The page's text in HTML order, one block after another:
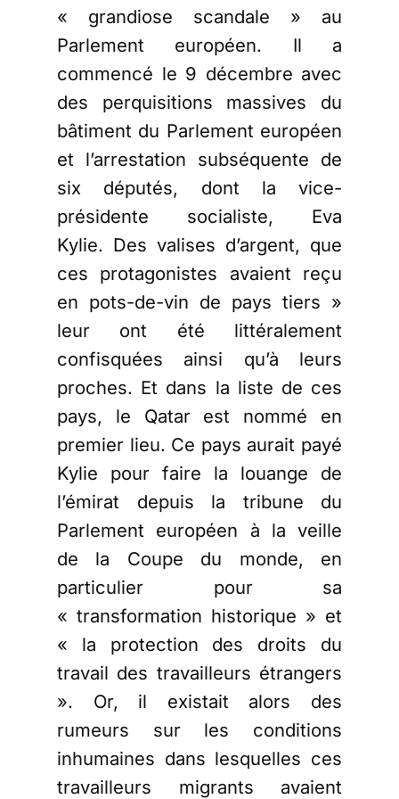
« grandiose scandale » au
Parlement européen. Il a
commencé le 9 décembre avec
des perquisitions massives du
bâtiment du Parlement européen
et l’arrestation subséquente de
six députés, dont la vice-
présidente socialiste, Eva
Kylie. Des valises d’argent, que
ces protagonistes avaient reçu
en pots-de-vin de pays tiers »
leur ont été littéralement
confisquées ainsi qu’à leurs
proches. Et dans la liste de ces
pays, le Qatar est nommé en
premier lieu. Ce pays aurait payé
Kylie pour faire la louange de
l’émirat depuis la tribune du
Parlement européen à la veille
de la Coupe du monde, en
particulier pour sa
« transformation historique » et
« la protection des droits du
travail des travailleurs étrangers
». Or, il existait alors des
rumeurs sur les conditions
inhumaines dans lesquelles ces
travailleurs migrants avaient